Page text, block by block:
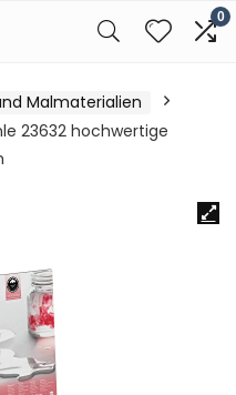
0
Malmaterialien
23632 hochwertige